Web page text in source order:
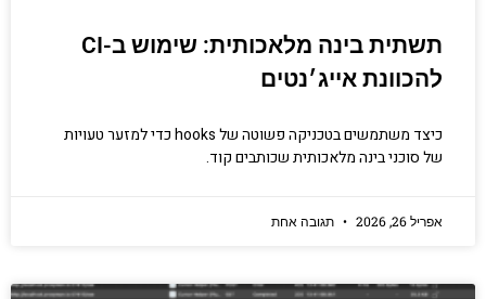
תשתית בינה מלאכותית: שימוש ב-CI
להכוונת אייג׳נטים
כיצד משתמשים בטכניקה פשוטה של hooks כדי למזער טעויות
של סוכני בינה מלאכותית שכותבים קוד.
אפריל 26, 2026 תגובה אחת